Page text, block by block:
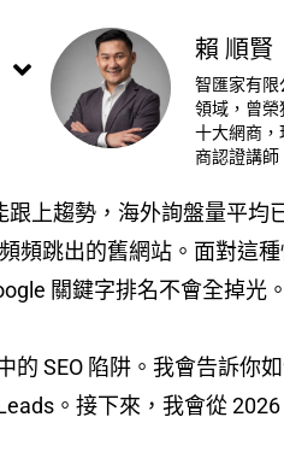
賴 順賢
智匯家有限
領域，曾
十大網商，
商認證講師
上趨勢，海外詢盤量平均
頻跳出的舊網站。面對這
關鍵字排名不會全掉光。
SEO 陷阱。我會告訴你
。接下來，我會從